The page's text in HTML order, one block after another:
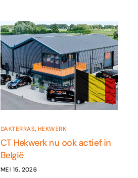
DAKTERRAS, HEKWERK
CT Hekwerk nu ook actief in
België
MEI 15, 2026